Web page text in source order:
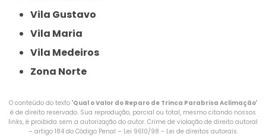
Vila Gustavo
Vila Maria
Vila Medeiros
Zona Norte
O conteúdo do texto "Qual o Valor do Reparo de Trinca Parabrisa Aclimação"
é de direito reservado. Sua reprodução, parcial ou total, mesmo citando nossos
links, é proibida sem a autorização do autor. Crime de violação de direito autoral
– artigo 184 do Código Penal – Lei 9610/98 - Lei de direitos autorais.